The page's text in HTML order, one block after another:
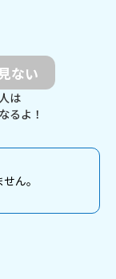
見ない
は
るよ！
ん。